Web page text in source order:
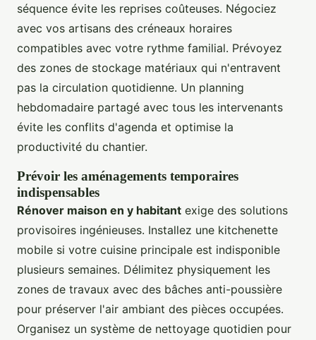
séquence évite les reprises coûteuses. Négociez
avec vos artisans des créneaux horaires
compatibles avec votre rythme familial. Prévoyez
des zones de stockage matériaux qui n'entravent
pas la circulation quotidienne. Un planning
hebdomadaire partagé avec tous les intervenants
évite les conflits d'agenda et optimise la
productivité du chantier.
Prévoir les aménagements temporaires
indispensables
Rénover maison en y habitant exige des solutions
provisoires ingénieuses. Installez une kitchenette
mobile si votre cuisine principale est indisponible
plusieurs semaines. Délimitez physiquement les
zones de travaux avec des bâches anti-poussière
pour préserver l'air ambiant des pièces occupées.
Organisez un système de nettoyage quotidien pour